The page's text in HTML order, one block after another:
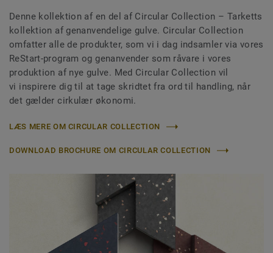
Denne kollektion af en del af Circular Collection – Tarketts
kollektion af genanvendelige gulve. Circular Collection
omfatter alle de produkter, som vi i dag indsamler via vores
ReStart-program og genanvender som råvare i vores
produktion af nye gulve. Med Circular Collection vil
vi inspirere dig til at tage skridtet fra ord til handling, når
det gælder cirkulær økonomi.
LÆS MERE OM CIRCULAR COLLECTION
DOWNLOAD BROCHURE OM CIRCULAR COLLECTION